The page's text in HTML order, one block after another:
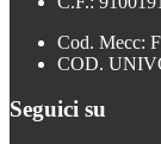
Cod. Mecc:
COD.
Seguici su